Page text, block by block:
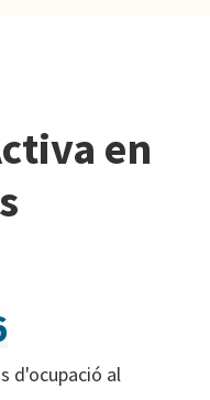
en
d'ocupació al